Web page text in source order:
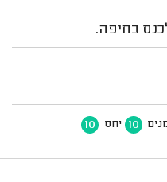
בחיפה.
10 יחס 10